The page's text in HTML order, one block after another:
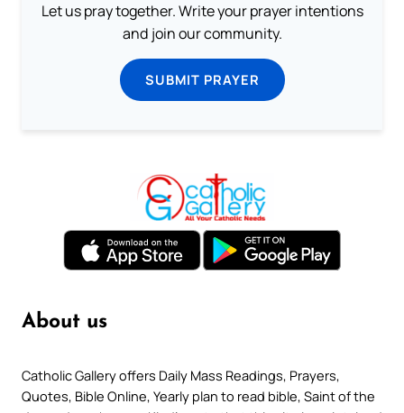
Let us pray together. Write your prayer intentions
and join our community.
SUBMIT PRAYER
About us
Catholic Gallery offers Daily Mass Readings, Prayers,
Quotes, Bible Online, Yearly plan to read bible, Saint of the